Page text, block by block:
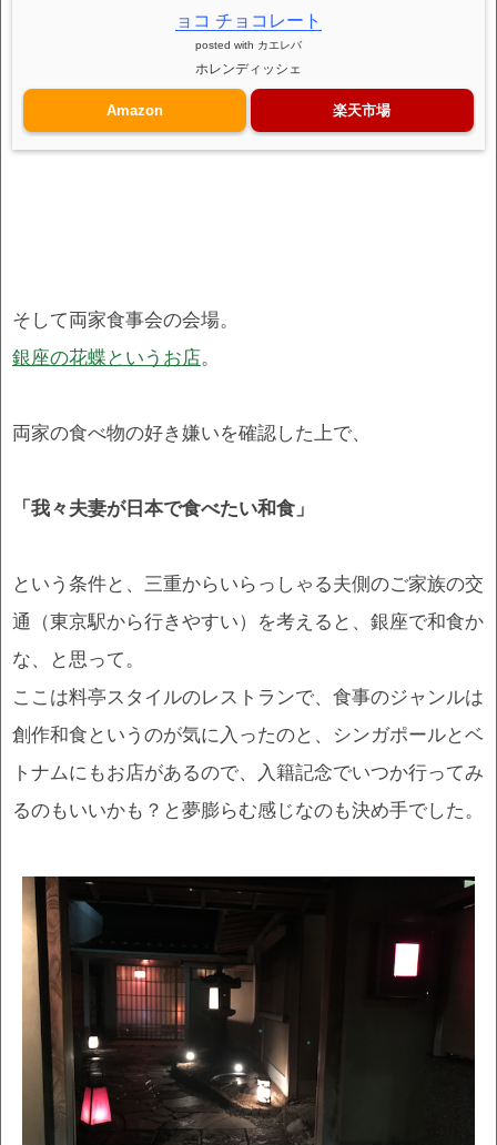
ョコ チョコレート
posted with カエレバ
ホレンディッシェ
Amazon 楽天市場
そして両家食事会の会場。
銀座の花蝶というお店。
両家の食べ物の好き嫌いを確認した上で、
「我々夫妻が日本で食べたい和食」
という条件と、三重からいらっしゃる夫側のご家族の交
通（東京駅から行きやすい）を考えると、銀座で和食か
な、と思って。
ここは料亭スタイルのレストランで、食事のジャンルは
創作和食というのが気に入ったのと、シンガポールとベ
トナムにもお店があるので、入籍記念でいつか行ってみ
るのもいいかも？と夢膨らむ感じなのも決め手でした。